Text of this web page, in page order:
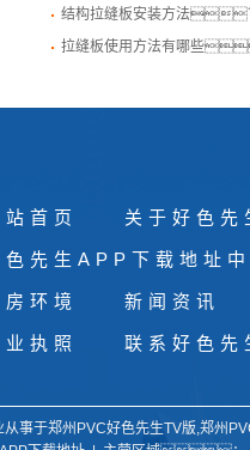
结构拉缝板安装方法
拉缝板使用方法有哪些
站首页 关于好色
色先生APP下载地址
房环境 新闻资讯
业执照 联系好色
从事于郑州PVC好色先生TV版,郑州